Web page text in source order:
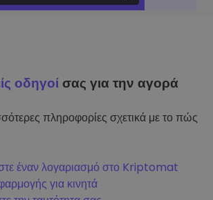
οδηγοί σας για την αγορά
πληροφορίες σχετικά με το πώς
έναν λογαριασμό στο Kriptomat
για κινητά